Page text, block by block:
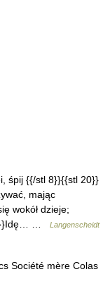
śpij {{/stl 8}}{{stl 20}}
mając
wokół dzieje;
…
Langenscheidt
Société mère Colas